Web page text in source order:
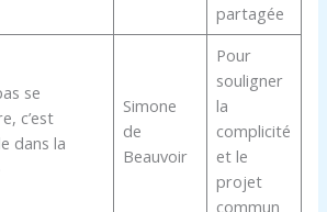
partagée
se
c’est
dans la
Simone
de
Beauvoir
Pour
souligner
la
complicité
et le
projet
commun